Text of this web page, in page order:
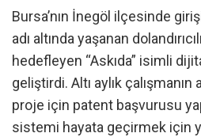
Bursa’nın İnegöl ilçesinde
adı altında yaşanan
hedefleyen “Askıda” isimli
geliştirdi. Altı aylık
proje için patent başvurusu
sistemi hayata geçirmek için